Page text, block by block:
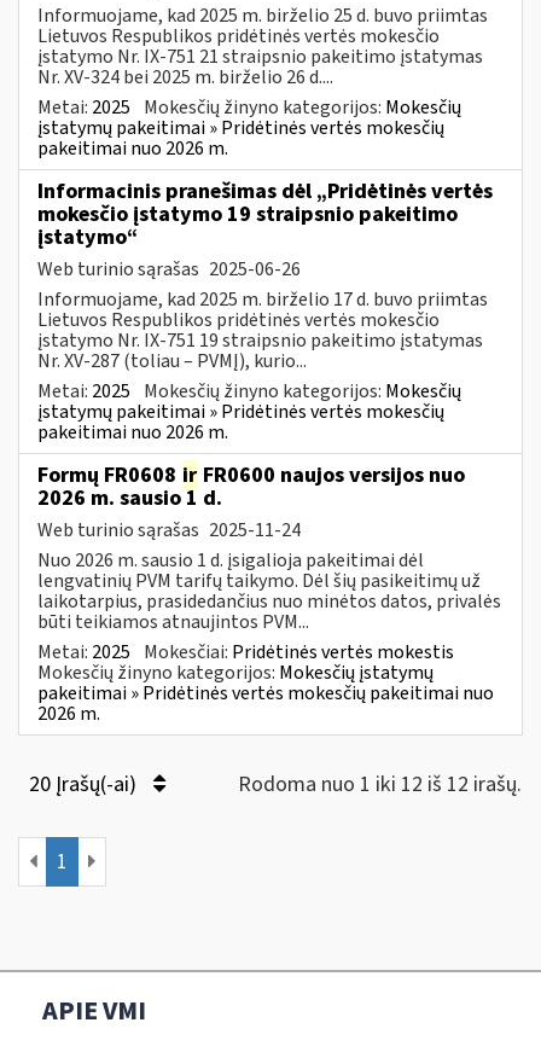
Informuojame, kad 2025 m. birželio 25 d. buvo priimtas
Lietuvos Respublikos pridėtinės vertės mokesčio
įstatymo Nr. IX-751 21 straipsnio pakeitimo įstatymas
Nr. XV-324 bei 2025 m. birželio 26 d....
Metai: 2025 Mokesčių žinyno kategorijos: Mokesčių
įstatymų pakeitimai » Pridėtinės vertės mokesčių
pakeitimai nuo 2026 m.
Informacinis pranešimas dėl „Pridėtinės vertės
mokesčio įstatymo 19 straipsnio pakeitimo
įstatymo“
Web turinio sąrašas 2025-06-26
Informuojame, kad 2025 m. birželio 17 d. buvo priimtas
Lietuvos Respublikos pridėtinės vertės mokesčio
įstatymo Nr. IX-751 19 straipsnio pakeitimo įstatymas
Nr. XV-287 (toliau – PVMĮ), kurio...
Metai: 2025 Mokesčių žinyno kategorijos: Mokesčių
įstatymų pakeitimai » Pridėtinės vertės mokesčių
pakeitimai nuo 2026 m.
Formų FR0608 ir FR0600 naujos versijos nuo
2026 m. sausio 1 d.
Web turinio sąrašas 2025-11-24
Nuo 2026 m. sausio 1 d. įsigalioja pakeitimai dėl
lengvatinių PVM tarifų taikymo. Dėl šių pasikeitimų už
laikotarpius, prasidedančius nuo minėtos datos, privalės
būti teikiamos atnaujintos PVM...
Metai: 2025 Mokesčiai: Pridėtinės vertės mokestis
Mokesčių žinyno kategorijos: Mokesčių įstatymų
pakeitimai » Pridėtinės vertės mokesčių pakeitimai nuo
2026 m.
20 Įrašų(-ai) Rodoma nuo 1 iki 12 iš 12 irašų.
1
APIE VMI